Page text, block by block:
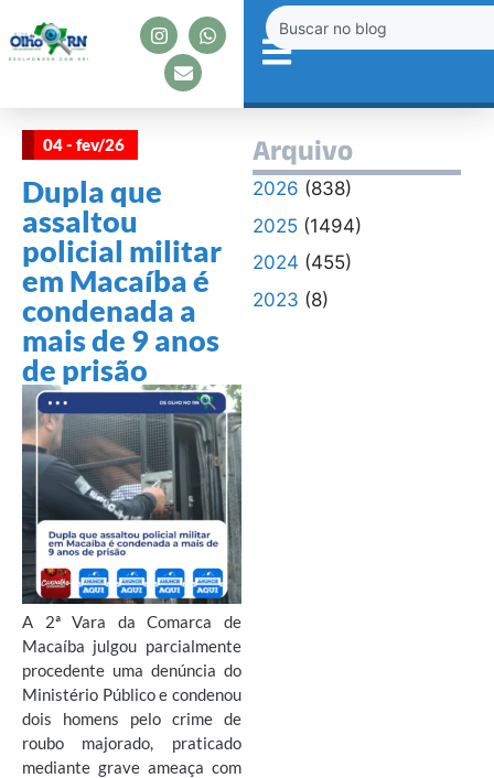
04 - fev/26
Dupla que
assaltou
policial militar
em Macaíba é
condenada a
mais de 9 anos
de prisão
A 2ª Vara da Comarca de
Macaíba julgou parcialmente
procedente uma denúncia do
Ministério Público e condenou
dois homens pelo crime de
roubo majorado, praticado
mediante grave ameaça com
Arquivo
2026 (838)
2025(1494)
2024 (455)
2023 (8)